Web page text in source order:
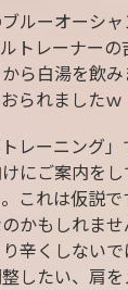
ルーオーシ
トレーナー
ら白湯を飲
られましたｗ
レーニング
にご案内を
これは仮説
かもしれま
辛くしない
したい、肩